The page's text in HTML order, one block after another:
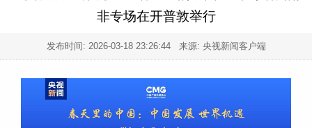
非专场在开普敦举行
发布时间: 2026-03-18 23:26:44来源: 央视新闻客户端